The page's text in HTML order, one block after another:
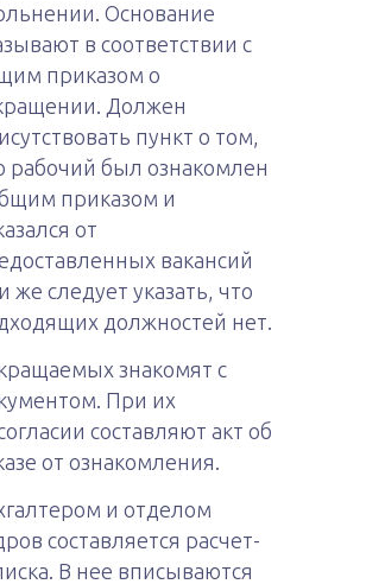
Основание
в соответствии с
приказом о
Должен
пункт о том,
рабочий был ознакомлен
приказом и
от
вакансий
же следует указать, что
должностей нет.
знакомят с
При их
составляют акт об
от ознакомления.
и отделом
составляется расчет-
В нее вписываются